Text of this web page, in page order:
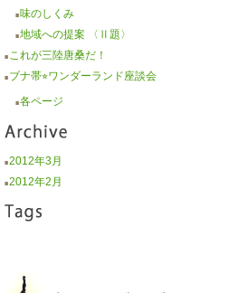
■味のしくみ
■地域への提案 〈Ⅱ題〉
■ これが三陸唐桑だ！
■ ブナ帯⭐︎ワンダーランド座談会
■各ページ
■2012年3月
■2012年2月